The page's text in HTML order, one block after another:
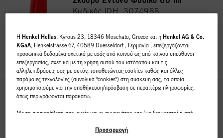
Κωδικός IDH 3074988
ΕΓΓΡΑΦΉ ΚΑΙ ΑΓΟΡΆ
IGORA ROYAL 7-00 Ξανθό
H Henkel Hellas, Kyrous 23, 18346 Moschato, Greece και η Henkel AG & Co.
KGaA, Henkelstrasse 67, 40589 Duesseldorf , Γερμανία , επεξεργάζονται
προσωπικά δεδομένα σχετικά με εσάς από κοινού ως από κοινού υπεύθυνοι
επεξεργασίας, σχετικά με τη χρήση αυτού του ιστότοπου και τις
αλληλεπιδράσεις σας με αυτόν, τοποθετώντας cookies καθώς και άλλες
παρόμοιες τεχνολογίες (συνολικά "cookies") στη συσκευή σας, τα οποία
χρησιμοποιούμε για την αποθήκευση/πρόσβαση σε περαιτέρω πληροφορίες,
όπως περιγράφονται παρακάτω.
Με τη συγκατάθεσή σας, εμείς και οι συνεργάτες μας (ως ξεχωριστοί ή από
δεδομένων που παραπέμπει στο υποσέλιδο, ενότητα "Cookies, Pixel,
Προσαρμογή